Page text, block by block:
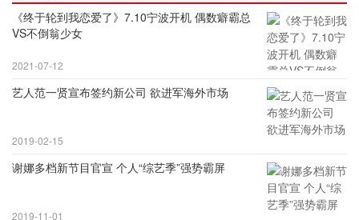
《终于轮到我恋爱了》7.10宁波开机 偶数癖霸总
VS不倒翁少女
2021-07-12
艺人范一贤宣布签约新公司 欲进军海外市场
2019-02-15
谢娜多档新节目官宣 个人“综艺季”强势霸屏
2019-11-01